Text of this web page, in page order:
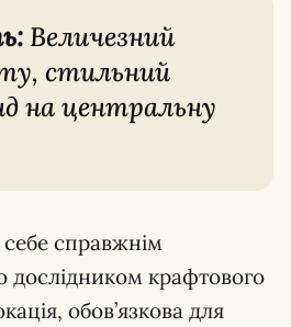
Величезний
стильний
на центральну
справжнім
дослідником крафтового
обов’язкова для